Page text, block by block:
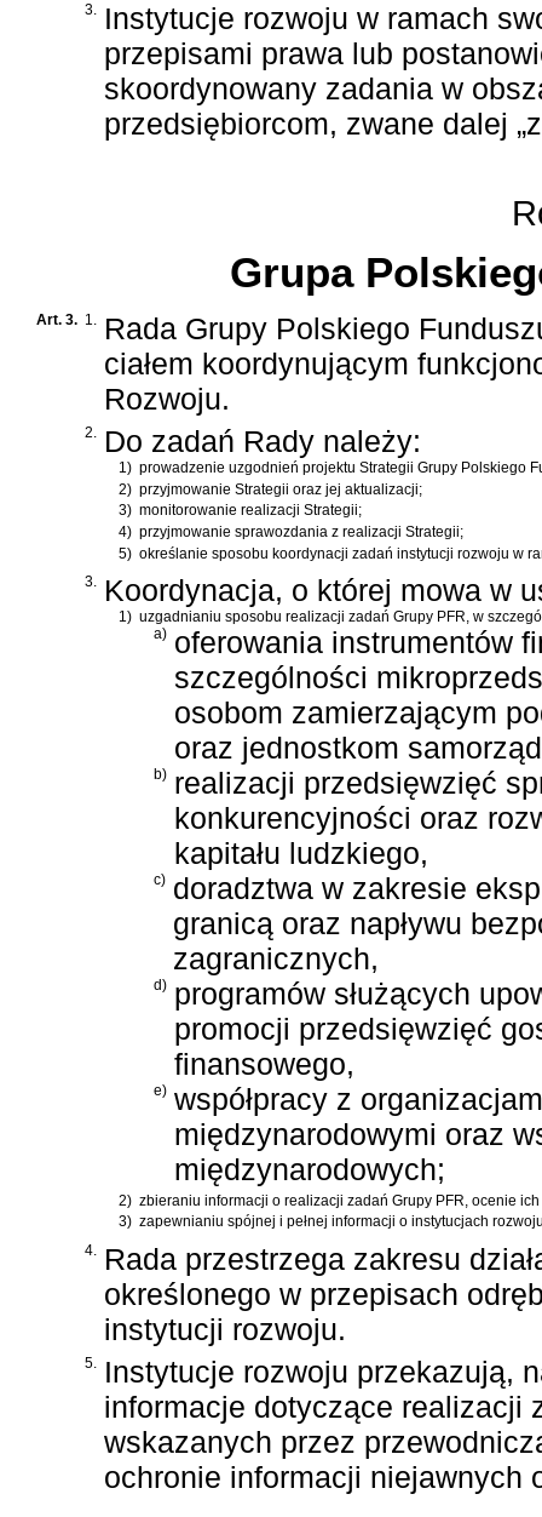
3. Instytucje rozwoju w ramach
przepisami prawa lub
skoordynowany zadania w
przedsiębiorcom, zwane dalej
Grupa
Art. 3. 1. Rada Grupy Polskiego
ciałem koordynującym
Rozwoju.
2. Do zadań Rady należy:
1) prowadzenie uzgodnień projektu Strategii Grupy Polskiego
2) przyjmowanie Strategii oraz jej aktualizacji;
3) monitorowanie realizacji Strategii;
4) przyjmowanie sprawozdania z realizacji Strategii;
5) określanie sposobu koordynacji zadań instytucji rozwoju w
3. Koordynacja, o której mowa w
1) uzgadnianiu sposobu realizacji zadań Grupy PFR, w
a) oferowania instrumentów
szczególności
osobom zamierzającym
oraz jednostkom
b) realizacji przedsięwzięć
konkurencyjności oraz
kapitału ludzkiego,
c) doradztwa w zakresie
granicą oraz napływu
zagranicznych,
d) programów służących
promocji przedsięwzięć
finansowego,
e) współpracy z
międzynarodowymi oraz
międzynarodowych;
2) zbieraniu informacji o realizacji zadań Grupy PFR, ocenie
3) zapewnianiu spójnej i pełnej informacji o instytucjach
4. Rada przestrzega zakresu
określonego w przepisach
instytucji rozwoju.
5. Instytucje rozwoju przekazują,
informacje dotyczące realizacji
wskazanych przez
ochronie informacji niejawnych